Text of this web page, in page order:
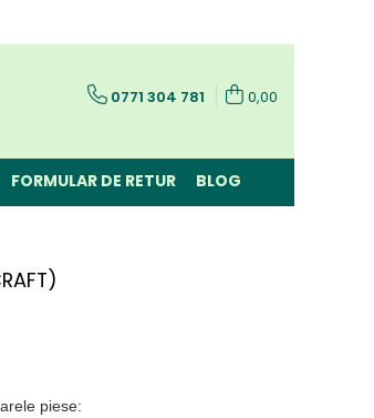
0771 304 781 0,00
FORMULAR DE RETUR BLOG
piese: